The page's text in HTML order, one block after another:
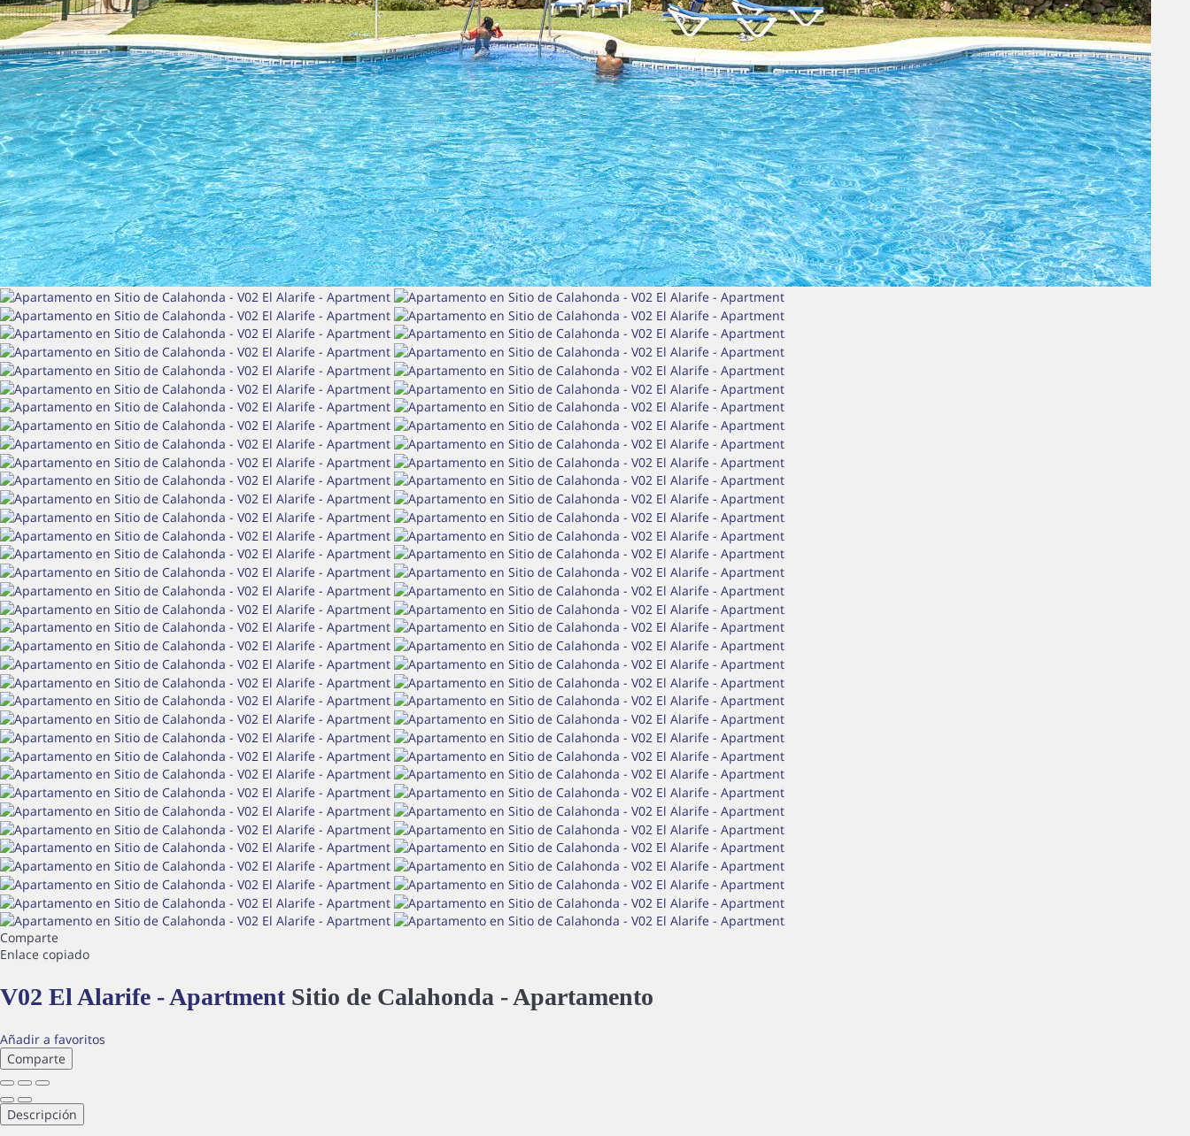
Comparte
Enlace copiado
V02 El Alarife - Apartment Sitio de Calahonda -Apartamento
Añadir a favoritos
Comparte
Descripción